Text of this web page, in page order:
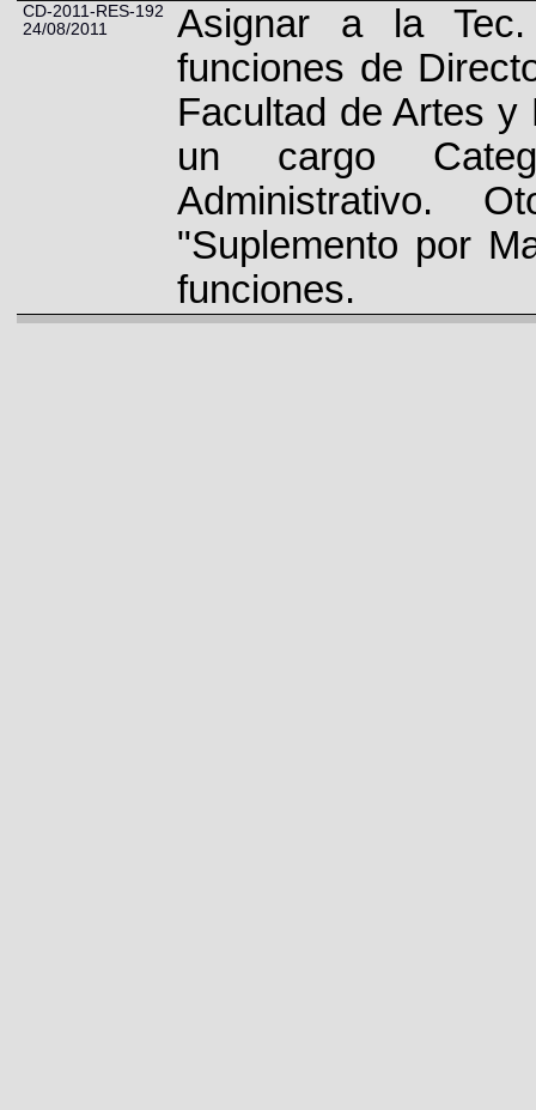
CD-2011-RES-192
24/08/2011
Asignar a la
funciones de
Facultad de Artes
un cargo
Administrativo.
"Suplemento por
funciones.